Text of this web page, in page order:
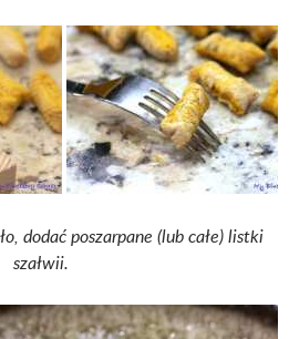
dodać poszarpane (lub całe) listki
szałwii.